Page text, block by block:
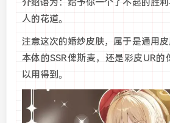
介绍语为：给予你一个了不起的胜
人的花道。
注意这次的婚纱皮肤，属于是通用
本体的SSR俾斯麦，还是彩皮UR
以用得到。